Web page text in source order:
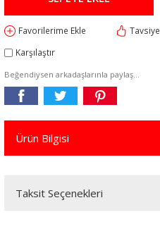
Karşılaştır
Beğendiysen arkadaşlarınla paylaş...
Ürün Bilgisi
Taksit Seçenekleri